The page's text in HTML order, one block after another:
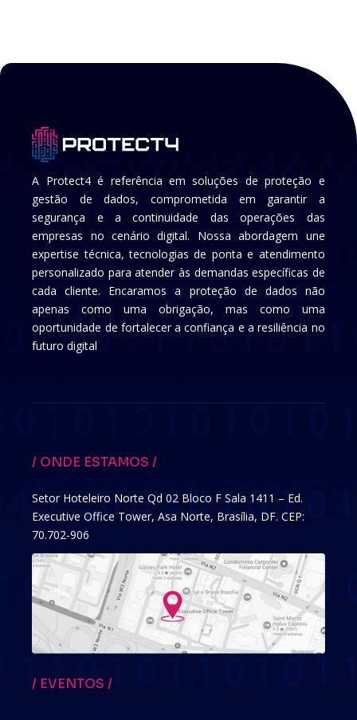
A Protect4 é referência em soluções de proteção e
gestão de dados, comprometida em garantir a
segurança e a continuidade das operações das
empresas no cenário digital. Nossa abordagem une
expertise técnica, tecnologias de ponta e atendimento
personalizado para atender às demandas específicas de
cada cliente. Encaramos a proteção de dados não
apenas como uma obrigação, mas como uma
oportunidade de fortalecer a confiança e a resiliência no
futuro digital
/ ONDE ESTAMOS /
Setor Hoteleiro Norte Qd 02 Bloco F Sala 1411 – Ed.
Executive Office Tower, Asa Norte, Brasília, DF. CEP:
70.702-906
/ EVENTOS /